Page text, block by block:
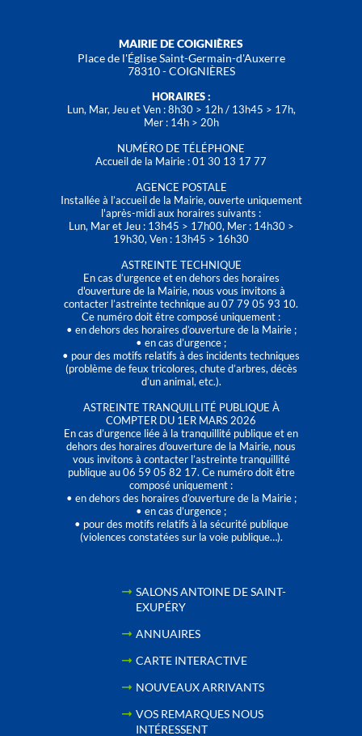
MAIRIE DE COIGNIÈRES
Place de l'Église Saint-Germain-d'Auxerre
78310 - COIGNIÈRES
HORAIRES :
Lun, Mar, Jeu et Ven : 8h30 > 12h / 13h45 > 17h,
Mer : 14h > 20h
NUMÉRO DE TÉLÉPHONE
Accueil de la Mairie : 01 30 13 17 77
AGENCE POSTALE
Installée à l’accueil de la Mairie, ouverte uniquement
l'après-midi aux horaires suivants :
Lun, Mar et Jeu : 13h45 > 17h00, Mer : 14h30 >
19h30, Ven : 13h45 > 16h30
ASTREINTE TECHNIQUE
En cas d’urgence et en dehors des horaires
d'ouverture de la Mairie, nous vous invitons à
contacter l’astreinte technique au 07 79 05 93 10.
Ce numéro doit être composé uniquement :
• en dehors des horaires d’ouverture de la Mairie ;
• en cas d’urgence ;
• pour des motifs relatifs à des incidents techniques
(problème de feux tricolores, chute d’arbres, décès
d’un animal, etc.).
ASTREINTE TRANQUILLITÉ PUBLIQUE À
COMPTER DU 1ER MARS 2026
En cas d’urgence liée à la tranquillité publique et en
dehors des horaires d'ouverture de la Mairie, nous
vous invitons à contacter l’astreinte tranquillité
publique au 06 59 05 82 17. Ce numéro doit être
composé uniquement :
• en dehors des horaires d’ouverture de la Mairie ;
• en cas d’urgence ;
• pour des motifs relatifs à la sécurité publique
(violences constatées sur la voie publique…).
SALONS ANTOINE DE SAINT-
EXUPÉRY
ANNUAIRES
CARTE INTERACTIVE
NOUVEAUX ARRIVANTS
VOS REMARQUES NOUS
INTÉRESSENT